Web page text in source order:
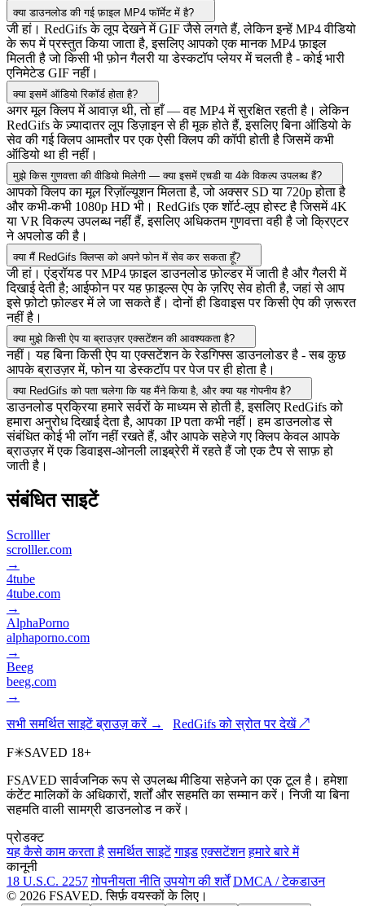
क्या डाउनलोड की गई फ़ाइल MP4 फॉर्मेट में है?
जी हां। RedGifs के लूप देखने में GIF जैसे लगते हैं, लेकिन इन्हें MP4 वीडियो
के रूप में प्रस्तुत किया जाता है, इसलिए आपको एक मानक MP4 फ़ाइल
मिलती है जो किसी भी फ़ोन गैलरी या डेस्कटॉप प्लेयर में चलती है - कोई भारी
एनिमेटेड GIF नहीं।
क्या इसमें ऑडियो रिकॉर्ड होता है?
अगर मूल क्लिप में आवाज़ थी, तो हाँ — वह MP4 में सुरक्षित रहती है। लेकिन
RedGifs के ज़्यादातर लूप डिज़ाइन से ही मूक होते हैं, इसलिए बिना ऑडियो के
सेव की गई क्लिप आमतौर पर एक ऐसी क्लिप की कॉपी होती है जिसमें कभी
ऑडियो था ही नहीं।
मुझे किस गुणवत्ता की वीडियो मिलेगी — क्या इसमें एचडी या 4के विकल्प उपलब्ध हैं?
आपको क्लिप का मूल रिज़ॉल्यूशन मिलता है, जो अक्सर SD या 720p होता है
और कभी-कभी 1080p HD भी। RedGifs एक शॉर्ट-लूप होस्ट है जिसमें 4K
या VR विकल्प उपलब्ध नहीं हैं, इसलिए अधिकतम गुणवत्ता वही है जो क्रिएटर
ने अपलोड की है।
क्या मैं RedGifs क्लिप्स को अपने फोन में सेव कर सकता हूँ?
जी हां। एंड्रॉयड पर MP4 फ़ाइल डाउनलोड फ़ोल्डर में जाती है और गैलरी में
दिखाई देती है; आईफोन पर यह फ़ाइल्स ऐप के ज़रिए सेव होती है, जहां से आप
इसे फ़ोटो फ़ोल्डर में ले जा सकते हैं। दोनों ही डिवाइस पर किसी ऐप की ज़रूरत
नहीं है।
क्या मुझे किसी ऐप या ब्राउज़र एक्सटेंशन की आवश्यकता है?
नहीं। यह बिना किसी ऐप या एक्सटेंशन के रेडगिफ्स डाउनलोडर है - सब कुछ
आपके ब्राउज़र में, फोन या डेस्कटॉप पर पेज पर ही होता है।
क्या RedGifs को पता चलेगा कि यह मैंने किया है, और क्या यह गोपनीय है?
डाउनलोड प्रक्रिया हमारे सर्वरों के माध्यम से होती है, इसलिए RedGifs को
हमारा अनुरोध दिखाई देता है, आपका IP पता कभी नहीं। हम डाउनलोड से
संबंधित कोई भी लॉग नहीं रखते हैं, और आपके सहेजे गए क्लिप केवल आपके
ब्राउज़र में एक डिवाइस-ओनली लाइब्रेरी में रहते हैं जो एक टैप से साफ़ हो
जाती है।
संबंधित साइटें
Scrolller
scrolller.com
→
4tube
4tube.com
→
AlphaPorno
alphaporno.com
→
Beeg
beeg.com
→
सभी समर्थित साइटें ब्राउज़ करें →
RedGifs को स्रोत पर देखें ↗
F✳SAVED 18+
FSAVED सार्वजनिक रूप से उपलब्ध मीडिया सहेजने का एक टूल है। हमेशा
कंटेंट मालिकों के अधिकारों, शर्तों और सहमति का सम्मान करें। निजी या बिना
सहमति वाली सामग्री डाउनलोड न करें।
प्रोडक्ट
यह कैसे काम करता है समर्थित साइटें गाइड एक्सटेंशन हमारे बारे में
कानूनी
18 U.S.C. 2257 गोपनीयता नीति उपयोग की शर्तें DMCA / टेकडाउन
© 2026 FSAVED. सिर्फ़ वयस्कों के लिए।